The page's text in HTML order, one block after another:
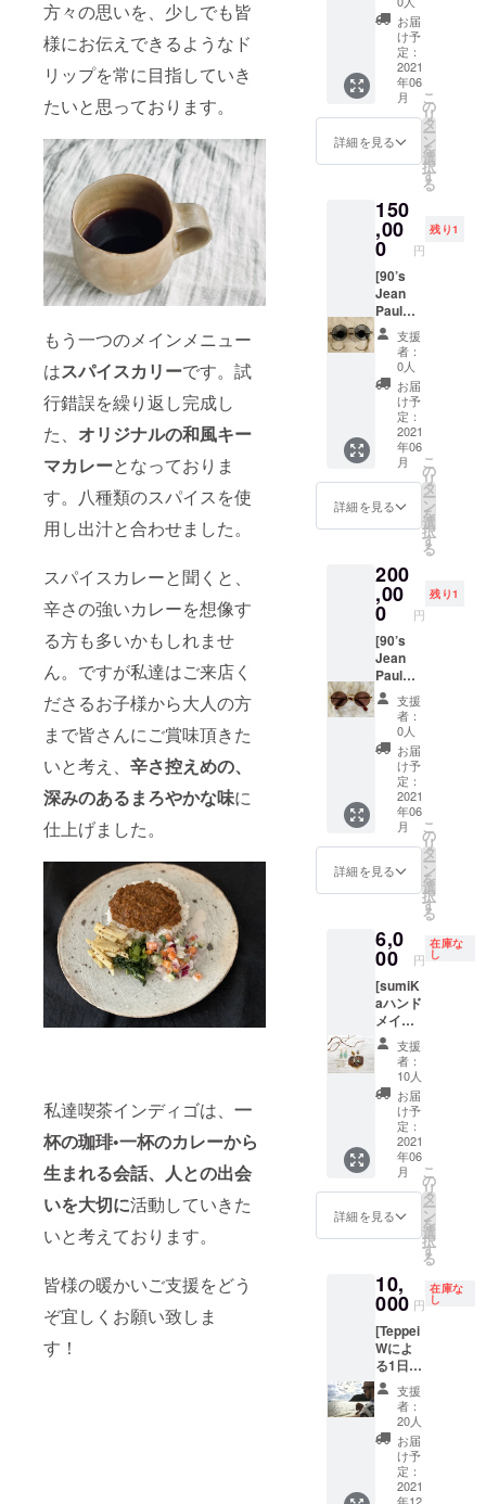
方々の思いを、少しでも皆
様にお伝えできるようなド
リップを常に目指していき
たいと思っております。
もう一つのメインメニュー
はスパイスカリーです。試
行錯誤を繰り返し完成し
た、 オリジナルの和風キー
マカレーとなっておりま
す。八種類のスパイスを使
用し出汁と合わせました。
スパイスカレーと聞くと、
辛さの強いカレーを想像す
る方も多いかもしれませ
ん。ですが私達はご来店く
ださるお子様から大人の方
まで皆さんにご賞味頂きた
いと考え、 辛さ控えめの、
深みのあるまろやかな味に
仕上げました。
私達喫茶インディゴは、 一
杯の珈琲•一杯のカレーから
生まれる会話、人との出会
いを大切に活動していきた
いと考えております。
皆様の暖かいご支援をどう
ぞ宜しくお願い致しま
す！
品とし
て活躍
しそう
です。
どこか
風変わ
りでで
か良
い、そ
イドス
カルで
す。製
MADE
IN
MEXIC
O。興味
のある
方、宜
しくお
願い致
しま
す！ • •
*カラー
はホワ
ブラッ
ク、
ルー、
オレン
ジ、そ
イトグ
リーン
からお
選び頂
けま
す。
で。 *時
間は
18:00-
21:00と
なりま
す。 *開
催希望
日1か月
談可能
です。
(追って
から
メール
アドレ
スをお
知らせ
致しま
す。)
下さ
い！ *フ
レーム
145mm
*レンズ
高:
53mm *
*カラー:
ブラッ
ク
気の丸
形で通
常より
も少し
大きめ
のリム
がクー
ル且つ
エレガ
を醸し
出して
いま
す。フ
レーム
カラー
はゴー
ルドで
すが主
張し過
ぎず品
のある
トーン
になっ
ており
ます。
掛け心
地は海
外製に
れもな
く、
ジャパ
ン
フィッ
ト仕
様。テ
ンプル
にはシ
ンプル
な彫金
が一点
一点施
されて
おり、
細かい
眼鏡職
人の技
巧が感
又ハッ
トや帽
子等の
ヘッド
ギアー
との相
性も抜
群で一
年を通
してス
タイリ
ングを
楽しん
で頂け
る一品
です。
ユニ
ちらは
未使用
ストッ
ク)一点
物とな
りま
す。こ
のサン
グラス
を掛け
て是
非、瀬
人に限
り有
効。 *交
通費込
み、珈
琲50杯
付き。 *
菓子付
き、50
等をご
希望の
場合は
別途料
金がか
かりま
す。 *日
程は応
相談で
お願い
致しま
す。 *愛
媛県以
外の場
合は対
応可能
な場合
もあり
ますの
さい。 *
詳細や
ご質問
等ござ
いまし
たらお
気軽に
お問い
合わせ
下さ
い。
frame]
今回の
プロ
ジェク
トのた
めにレ
アな
ジャン
ポール•
1990年
代製
デッド
ストッ
クヴィ
ンテー
ジフ
レーム
をリ
ターン
として
出さし
て頂き
ます。 •
Brand:
Jean
Paul
Gaultier
0174
Color:
silver
Conditi
on:
Deadst
ock
Made
in:
Japan
From:
90’s • •
世界的
に人気
を博し
ている
1990年
代製
ジャン
エの眼
鏡フ
レーム
のご紹
介で
す。デ
ザイン
はまさ
しく氏
の代名
詞とも
言え
る”ス
チーム
パン
ク”スタ
イルと
ちらの
作品は
遊び心
に溢れ
てい
て、両
テンプ
ルの中
央部分
に配置
されて
あるネ
お届
け予
定：
2021
年06
月
詳細を見る
こ
の
リ
タ
ー
ン
を
選
択
す
る
150
,00
0 円
残り1
[90’s
Jean
Paul
Gaultier
Deadst
ock
Sungla
sses]
今回の
プロ
ジェク
トのた
めにレ
アな
ジャン
エの
1990年
代製
デッド
ストッ
クヴィ
ンテー
ジサン
グラス
をリ
ターン
として
出さし
て頂き
ます。 •
Brand:
Jean
Paul
Gaultier
gold
metal x
green
lense
Conditi
on:
Deadst
ock
Made
in:
Japan
From:
90’s • •
世界的
に人気
を博し
ている
ポール
ゴルチ
ングラ
スのご
紹介で
す。デ
ザイン
はシン
プルな
丸型で
ミュー
ジシャ
支援
者：
0人
お届
け予
定：
2021
年06
月
詳細を見る
こ
の
リ
タ
ー
ン
を
選
択
す
る
200
,00
0 円
残り1
[90’s
Jean
Paul
Gaultier
Deadst
ock
Sungla
sses]
今回の
プロ
ジェク
トのた
めにレ
アな
ジャン
エの
1990年
代製
デッド
ストッ
クヴィ
ンテー
ジサン
グラス
をリ
ターン
として
出さし
て頂き
ます。 •
•
Brand:
Gaultier
Color:
gold
brown
lense
Conditi
on:
Deadst
ock
Made
Japan
From:
支援
者：
0人
お届
け予
定：
2021
年06
月
詳細を見る
こ
の
リ
タ
ー
ン
を
選
択
す
る
6,0
00 円
在庫な
し
[sumiK
aハンド
メイド
アクセ
サリー]
ピアス
(イヤリ
ング)と
ネック
レスの
セット
をご用
意致し
まし
た。
着いた
ガラス
のかけ
ら、
シーグ
ラスを
使用し
ていま
す。 全
て色や
形が異
なるた
め、世
支援
者：
10人
お届
け予
定：
2021
年06
月
詳細を見る
こ
の
リ
タ
ー
ン
を
選
択
す
る
10,
000 円
在庫な
し
[Teppei
Wによ
る1日大
三島巡
り+イン
ディゴ
珈琲付
共にガ
イド
支援
者：
20人
お届
け予
定：
2021